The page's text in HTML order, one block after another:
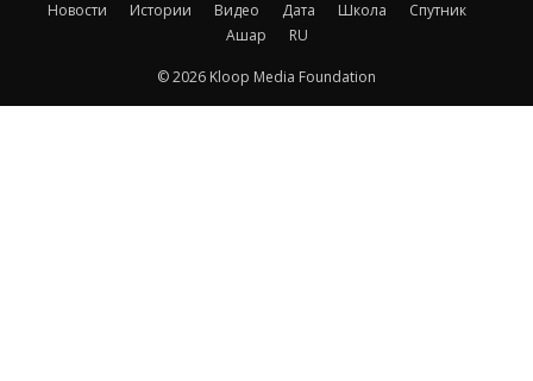
Новости Истории Видео Дата Школа
Спутник
Ашар
RU
© 2026 Kloop Media Foundation